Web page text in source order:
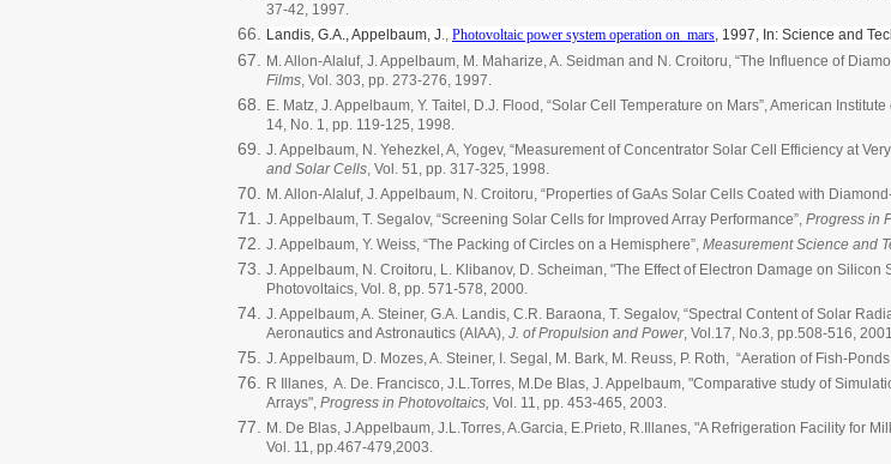
37-42, 1997.
Landis, G.A., Appelbaum, J., Photovoltaic power system operation on mars, 1997, In: Science and
M. Allon-Alaluf, J. Appelbaum, M. Maharize, A. Seidman and N. Croitoru, “The Influence of
Films, Vol. 303, pp. 273-276, 1997.
E. Matz, J. Appelbaum, Y. Taitel, D.J. Flood, “Solar Cell Temperature on Mars”, American
14, No. 1, pp. 119-125, 1998.
J. Appelbaum, N. Yehezkel, A, Yogev, “Measurement of Concentrator Solar Cell Efficiency at
and Solar Cells, Vol. 51, pp. 317-325, 1998.
M. Allon-Alaluf, J. Appelbaum, N. Croitoru, “Properties of GaAs Solar Cells Coated with
J. Appelbaum, T. Segalov, “Screening Solar Cells for Improved Array Performance”, Progress in
J. Appelbaum, Y. Weiss, “The Packing of Circles on a Hemisphere”, Measurement Science and
J. Appelbaum, N. Croitoru, L. Klibanov, D. Scheiman, "The Effect of Electron Damage on
Photovoltaics, Vol. 8, pp. 571-578, 2000.
J. Appelbaum, A. Steiner, G.A. Landis, C.R. Baraona, T. Segalov, “Spectral Content of Solar
Aeronautics and Astronautics (AIAA), J. of Propulsion and Power, Vol.17, No.3, pp.508-516,
J. Appelbaum, D. Mozes, A. Steiner, I. Segal, M. Bark, M. Reuss, P. Roth, “Aeration of Fish-
R Illanes, A. De. Francisco, J.L.Torres, M.De Blas, J. Appelbaum, "Comparative study of
Arrays", Progress in Photovoltaics, Vol. 11, pp. 453-465, 2003.
M. De Blas, J.Appelbaum, J.L.Torres, A.Garcia, E.Prieto, R.Illanes, "A Refrigeration Facility for
Vol. 11, pp.467-479,2003.